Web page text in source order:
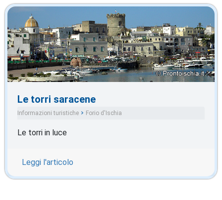
Le torri saracene
Informazioni turistiche
Forio d'Ischia
Le torri in luce
Leggi l'articolo